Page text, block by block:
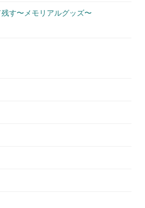
す〜メモリアルグッズ〜